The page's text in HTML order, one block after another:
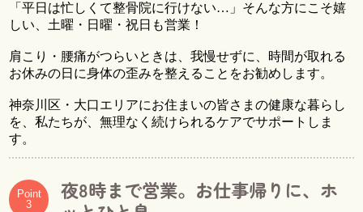
「平日は忙しくて整骨院に行けない…」そんな方にこそ嬉
しい、土曜・日曜・祝日も営業！
肩こり・腰痛がつらいときは、我慢せずに、時間が取れる
お休みの日に身体の歪みを整えることをお勧めします。
神奈川区・大口エリアにお住まいの皆さまの健康な暮らし
を、私たちが、無理なく続けられるケアでサポートしま
す。
Point
3
夜8時まで営業。お仕事帰りに、ホ